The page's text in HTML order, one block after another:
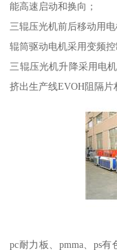
能高速启动和换向；
三辊压光机前后移动用
辊筒驱动电机采用变频
三辊压光机升降采用电
挤出生产线EVOH阻隔
pc耐力板、pmma、ps